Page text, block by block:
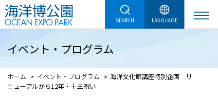
SEARCH LANGUAGE
イベント・プログラム
ホーム イベント・プログラム
海洋文化館講座特別企画 リ
ニューアルから12年・十三祝い